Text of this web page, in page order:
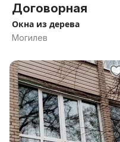
Договорная
Окна из дерева
Могилев